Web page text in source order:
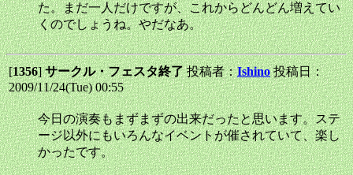
た。まだ一人だけですが、これからどんどん増えてい
くのでしょうね。やだなあ。
[1356]サークル・フェスタ終了投稿者：Ishino 投稿日：
2009/11/24(Tue) 00:55
今日の演奏もまずまずの出来だったと思います。ステ
ージ以外にもいろんなイベントが催されていて、楽し
かったです。